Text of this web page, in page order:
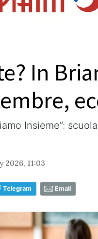
In
Insieme”:
2026, 11:03
Telegram Email